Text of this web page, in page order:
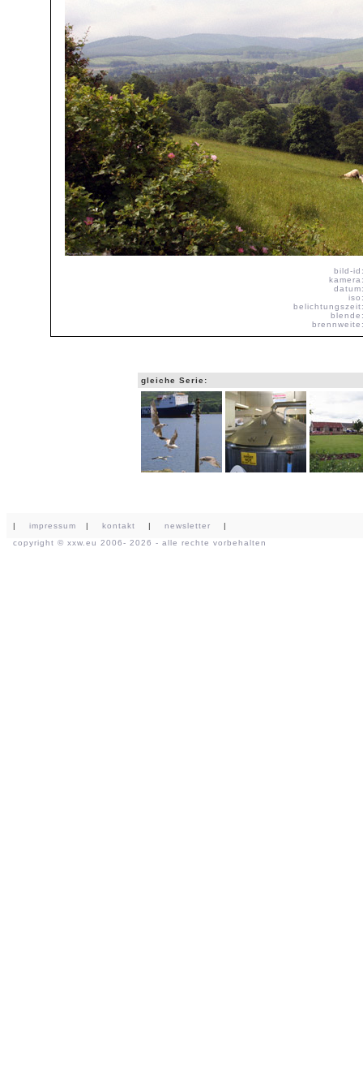
bild-
gleiche Serie:
| impressum | kontakt | newsletter |
copyright © xxw.eu 2006- 2026 - alle rechte vorbehalten